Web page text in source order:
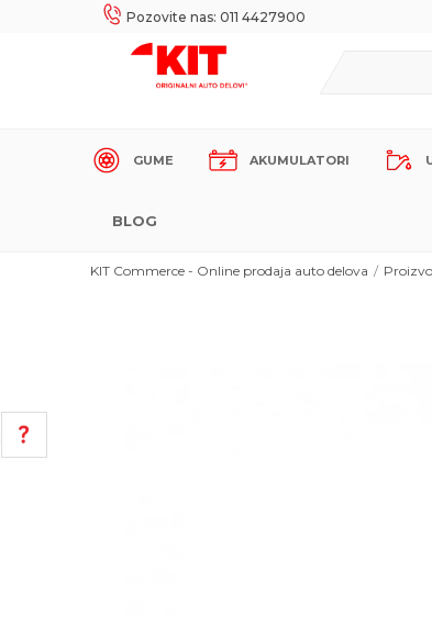
Pozovite nas: 011 4427900
SIGURNO PLAĆANJE PLATNIM
GUME AKUMULATORI
BLOG
KIT Commerce - Online prodaja auto delova